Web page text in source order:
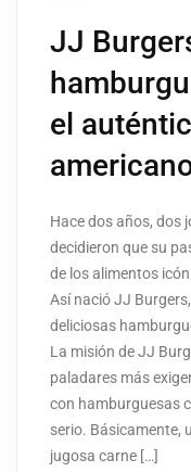
JJ
el
Hace dos años, dos
decidieron que su
de los alimentos
Así nació JJ Burgers,
deliciosas
La misión de JJ
paladares más
con hamburguesas
serio. Básicamente,
jugosa carne […]